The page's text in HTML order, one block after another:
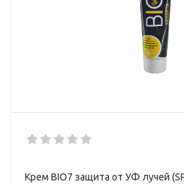
Крем BIO7 защита от УФ лучей